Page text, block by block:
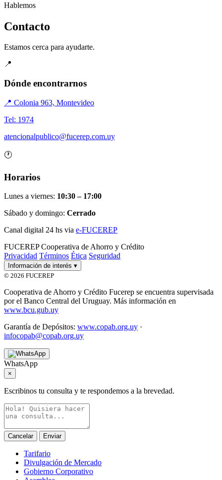
Hablemos
Contacto
Estamos cerca para ayudarte.
📍
Dónde encontrarnos
📍 Colonia 963, Montevideo
Tel: 1974
atencionalpublico@fucerep.com.uy
🕐
Horarios
Lunes a viernes: 10:30 – 17:00
Sábado y domingo: Cerrado
Canal digital 24 hs via e-FUCEREP
FUCEREP Cooperativa de Ahorro y Crédito
Privacidad Términos Ética Seguridad
Información de interés ▾
© 2026 FUCEREP
Cooperativa de Ahorro y Crédito Fucerep se encuentra supervisada
por el Banco Central del Uruguay. Más información en
www.bcu.gub.uy
Garantía de Depósitos: www.copab.org.uy ·
infocopab@copab.org.uy
WhatsApp
×
Escribinos tu consulta y te respondemos a la brevedad.
Cancelar Enviar
Tarifario
Divulgación de Mercado
Gobierno Corporativo